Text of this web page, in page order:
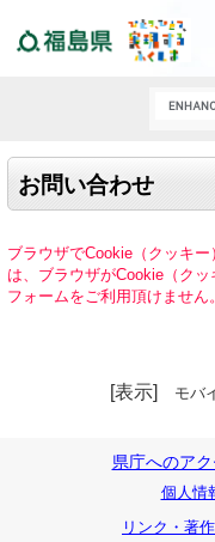
お問い合わせ
ブラウザでCookie（クッキ
は、ブラウザがCookie（ク
フォームをご利用頂けません。
[表示] モバ
県庁へのアク
個人情
リンク・著